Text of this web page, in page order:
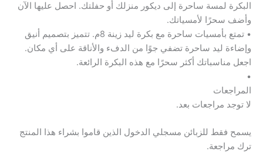
البكرة لمسة ساحرة إلى ديكور منزلك أو حفلتك. احصل عليها الآن
وأضف سحرًا لأمسياتك.
• تمتع بأمسيات ساحرة مع بكرة ليد زينة 8م. تتميز بتصميم أنيق
وإضاءة ليد ساحرة تضفي جوًا من الدفء والأناقة على أي مكان.
اجعل مناسباتك أكثر سحرًا مع هذه البكرة الرائعة.
•
المراجعات
لا توجد مراجعات بعد.
يسمح فقط للزبائن مسجلي الدخول الذين قاموا بشراء هذا المنتج
ترك مراجعة.